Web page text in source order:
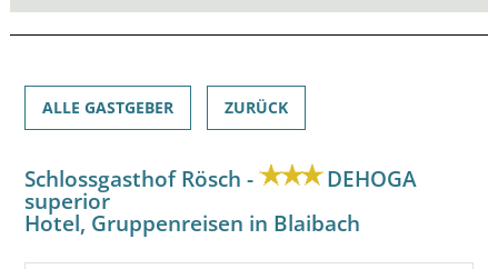
ALLE GASTGEBER ZURÜCK
Schlossgasthof Rösch - DEHOGA
superior
Hotel, Gruppenreisen in Blaibach